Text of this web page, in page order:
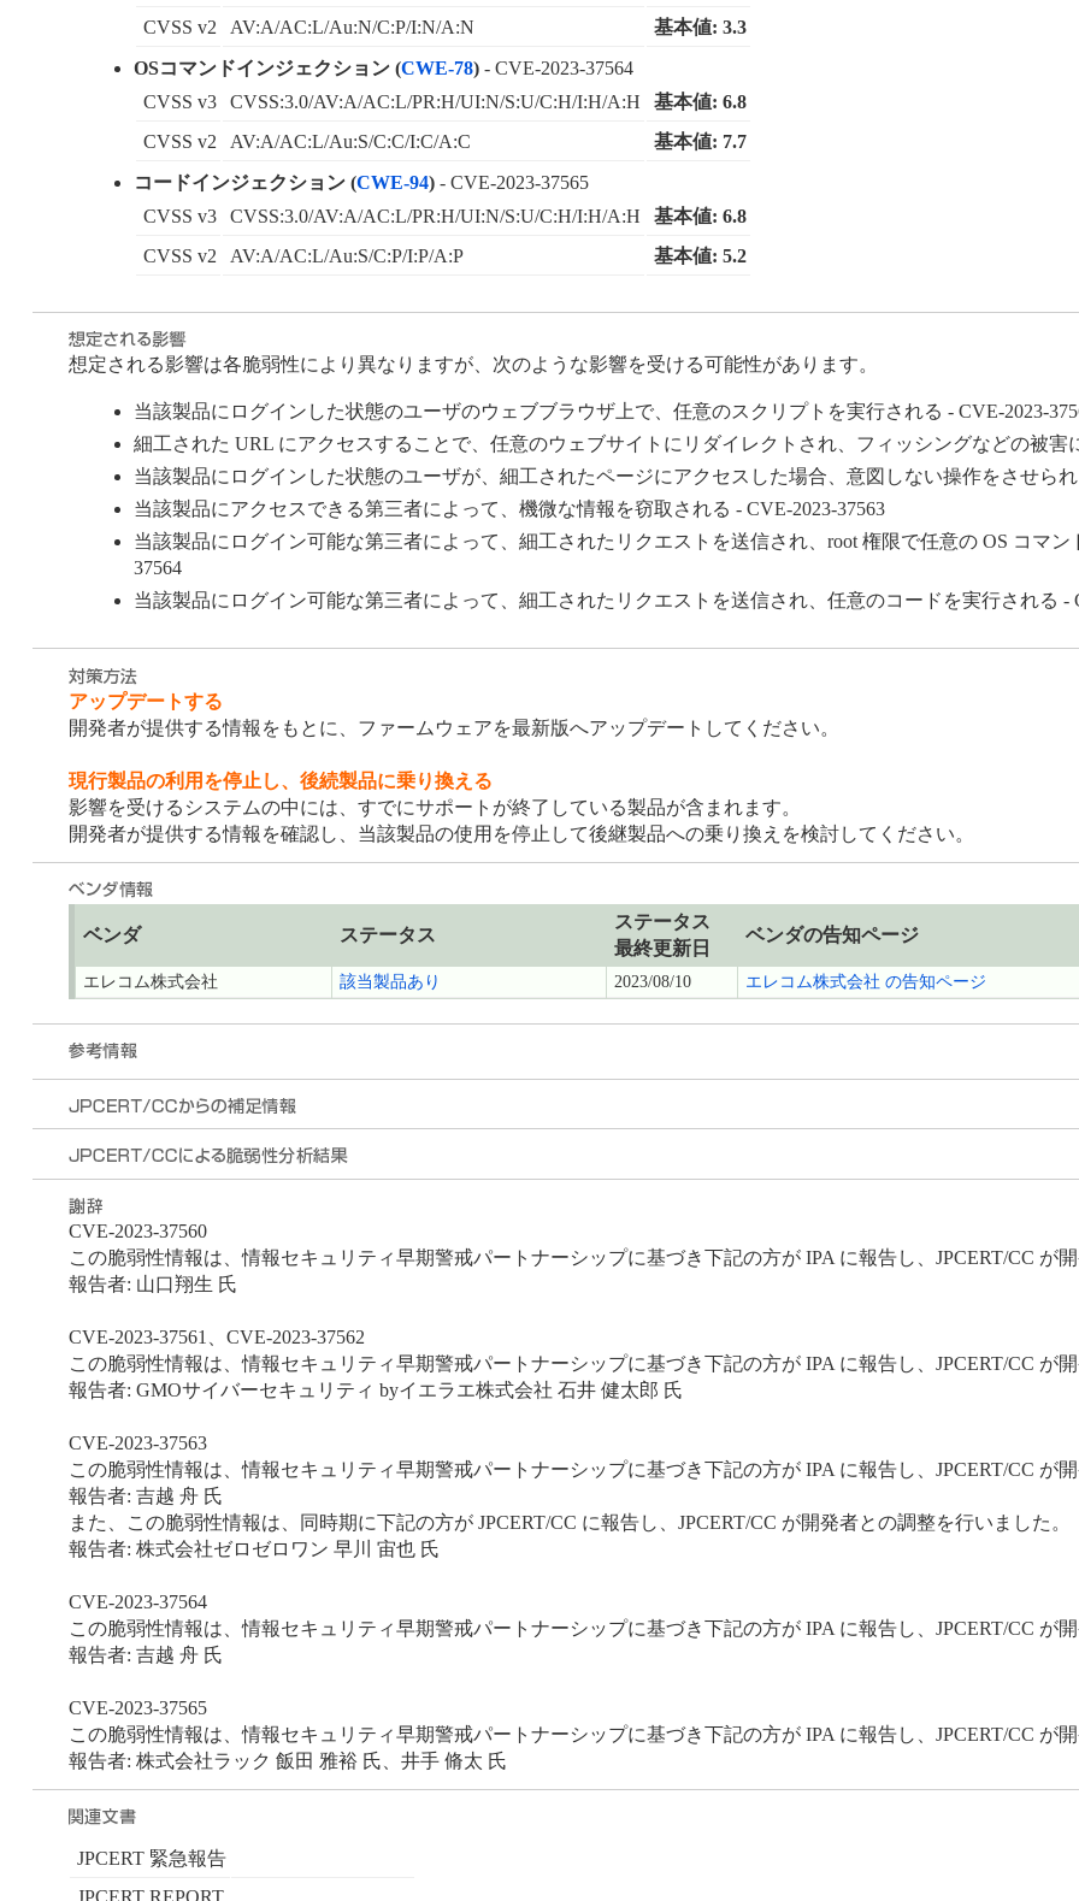
CVSS v2
AV:A/AC:L/Au:N/C:P/I:N/A:N
基本値: 3.3
OSコマンドインジェクション (CWE-78) - CVE-2023-37564
CVSS v3
CVSS:3.0/AV:A/AC:L/PR:H/UI:N/S:U/C:H/I:H/A:H
基本値: 6.8
CVSS v2
AV:A/AC:L/Au:S/C:C/I:C/A:C
基本値: 7.7
コードインジェクション (CWE-94) - CVE-2023-37565
CVSS v3
CVSS:3.0/AV:A/AC:L/PR:H/UI:N/S:U/C:H/I:H/A:H
基本値: 6.8
CVSS v2
AV:A/AC:L/Au:S/C:P/I:P/A:P 基本値: 5.2
想定される影響は各脆弱性により異なりますが、次のような影響を受ける可能性があります。
当該製品にログインした状態のユーザのウェブブラウザ上で、任意のスクリプトを実行される - CVE-2023-
細工された URL にアクセスすることで、任意のウェブサイトにリダイレクトされ、フィッシングなどの被害
当該製品にログインした状態のユーザが、細工されたページにアクセスした場合、意図しない操作をさせられ
当該製品にアクセスできる第三者によって、機微な情報を窃取される - CVE-2023-37563
当該製品にログイン可能な第三者によって、細工されたリクエストを送信され、root 権限で任意の OS コマン
37564
当該製品にログイン可能な第三者によって、細工されたリクエストを送信され、任意のコードを実行される -
アップデートする
開発者が提供する情報をもとに、ファームウェアを最新版へアップデートしてください。
現行製品の利用を停止し、後続製品に乗り換える
影響を受けるシステムの中には、すでにサポートが終了している製品が含まれます。
開発者が提供する情報を確認し、当該製品の使用を停止して後継製品への乗り換えを検討してください。
ベンダ ステータス
ステータス
最終更新日
ベンダの告知ページ
エレコム株式会社 該当製品あり 2023/08/10 エレコム株式会社 の告知ページ
CVE-2023-37560
この脆弱性情報は、情報セキュリティ早期警戒パートナーシップに基づき下記の方が IPA に報告し、JPCERT/CC が
報告者: 山口翔生 氏
CVE-2023-37561、CVE-2023-37562
この脆弱性情報は、情報セキュリティ早期警戒パートナーシップに基づき下記の方が IPA に報告し、JPCERT/CC が
報告者: GMOサイバーセキュリティ byイエラエ株式会社 石井 健太郎 氏
CVE-2023-37563
この脆弱性情報は、情報セキュリティ早期警戒パートナーシップに基づき下記の方が IPA に報告し、JPCERT/CC が
報告者: 吉越 舟 氏
また、この脆弱性情報は、同時期に下記の方が JPCERT/CC に報告し、JPCERT/CC が開発者との調整を行いました。
報告者: 株式会社ゼロゼロワン 早川 宙也 氏
CVE-2023-37564
この脆弱性情報は、情報セキュリティ早期警戒パートナーシップに基づき下記の方が IPA に報告し、JPCERT/CC が
報告者: 吉越 舟 氏
CVE-2023-37565
この脆弱性情報は、情報セキュリティ早期警戒パートナーシップに基づき下記の方が IPA に報告し、JPCERT/CC が
報告者: 株式会社ラック 飯田 雅裕 氏、井手 脩太 氏
JPCERT 緊急報告